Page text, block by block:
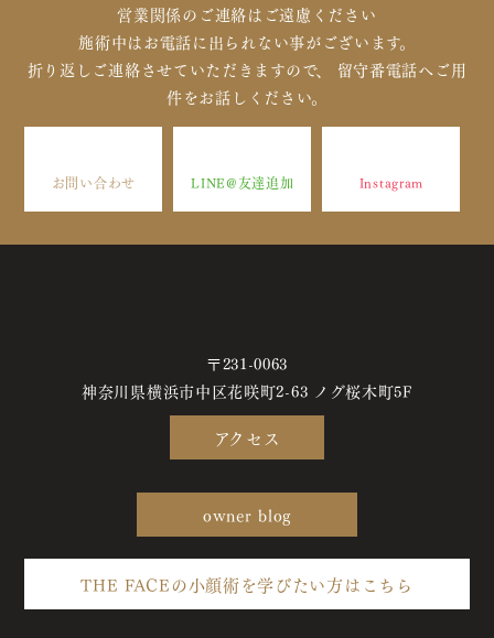
営業関係のご連絡はご遠慮ください
施術中はお電話に出られない事がございます。
折り返しご連絡させていただきますので、 留守番電話へご用
件をお話しください。
お問い合わせ LINE@友達追加 Instagram
〒231-0063
神奈川県横浜市中区花咲町2-63 ノグ桜木町5F
アクセス
owner blog
THE FACEの小顔術を学びたい方はこちら